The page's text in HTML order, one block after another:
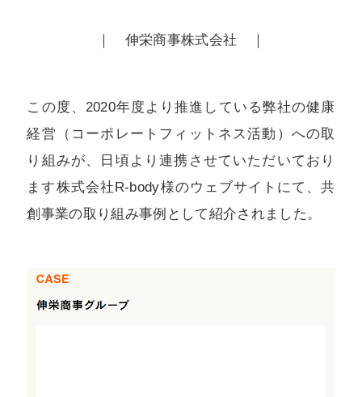
｜ 伸栄商事株式会社 ｜
この度、2020年度より推進している弊社の健康
経営（コーポレートフィットネス活動）への取
り組みが、日頃より連携させていただいており
ます株式会社R-body様のウェブサイトにて、共
創事業の取り組み事例として紹介されました。